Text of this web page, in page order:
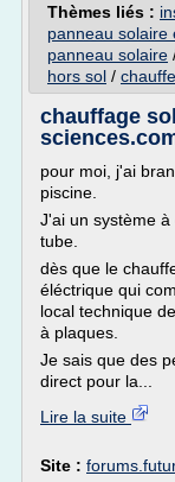
Thèmes liés :
panneau solaire
panneau solaire
hors sol /
chauffage
pour moi, j'ai
piscine.
J'ai un système
tube.
dès que le
éléctrique qui
local technique
à plaques.
Je sais que des
direct pour la...
Lire la suite
Site :